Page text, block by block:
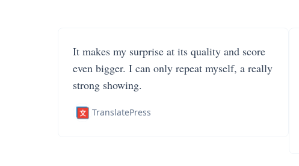
It makes my surprise at its quality and score
even bigger. I can only repeat myself, a really
strong showing.
TranslatePress